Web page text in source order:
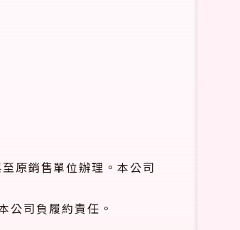
原銷售單位辦理。本公司
公司負履約責任。